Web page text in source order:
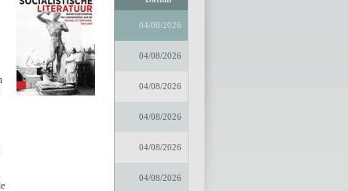
04/08/2026
04/08/2026
04/08/2026
04/08/2026
04/08/2026
04/08/2026